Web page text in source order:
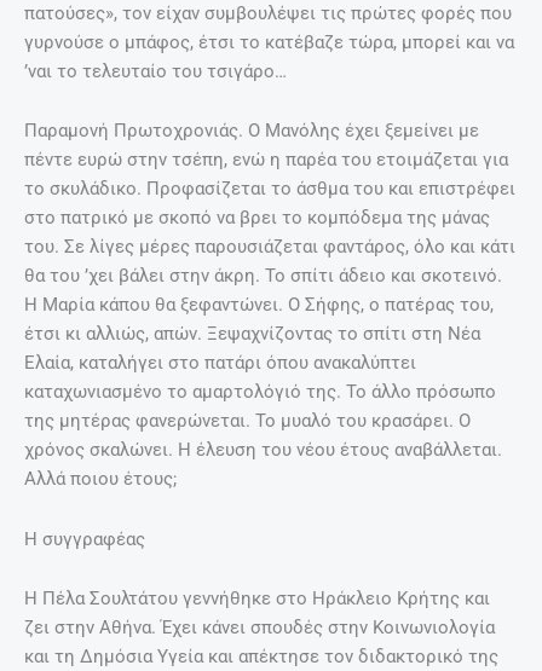
πατούσες», τον είχαν συμβουλέψει τις πρώτες φορές που
γυρνούσε ο μπάφος, έτσι το κατέβαζε τώρα, μπορεί και να
’ναι το τελευταίο του τσιγάρο…
Παραμονή Πρωτοχρονιάς. Ο Μανόλης έχει ξεμείνει με
πέντε ευρώ στην τσέπη, ενώ η παρέα του ετοιμάζεται για
το σκυλάδικο. Προφασίζεται το άσθµα του και επιστρέφει
στο πατρικό με σκοπό να βρει το κομπόδεμα της μάνας
του. Σε λίγες μέρες παρουσιάζεται φαντάρος, όλο και κάτι
θα του ’χει βάλει στην άκρη. Το σπίτι άδειο και σκοτεινό.
Η Μαρία κάπου θα ξεφαντώνει. Ο Σήφης, ο πατέρας του,
έτσι κι αλλιώς, απών. Ξεψαχνίζοντας το σπίτι στη Νέα
Ελαία, καταλήγει στο πατάρι όπου ανακαλύπτει
καταχωνιασμένο το αμαρτολόγιό της. Το άλλο πρόσωπο
της μητέρας φανερώνεται. Το μυαλό του κρασάρει. Ο
χρόνος σκαλώνει. Η έλευση του νέου έτους αναβάλλεται.
Αλλά ποιου έτους;
Η συγγραφέας
Η Πέλα Σουλτάτου γεννήθηκε στο Ηράκλειο Κρήτης και
ζει στην Αθήνα. Έχει κάνει σπουδές στην Κοινωνιολογία
και τη Δημόσια Υγεία και απέκτησε τον διδακτορικό της